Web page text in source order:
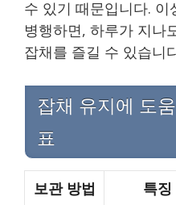
수 있기 때문입니다.
병행하면, 하루가 지나
잡채를 즐길 수 있습니
잡채 유지에 도
표
보관 방법 특징